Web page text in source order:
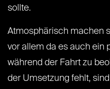
sollte.
Atmosphärisch machen
vor allem da es auch ein
während der Fahrt zu
der Umsetzung fehlt,